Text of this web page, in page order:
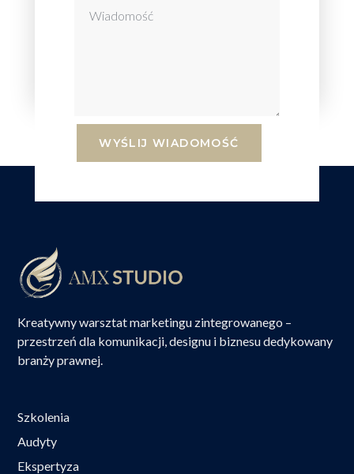
Kreatywny warsztat marketingu zintegrowanego –
przestrzeń dla komunikacji, designu i biznesu dedykowany
branży prawnej.
Szkolenia
Audyty
Ekspertyza